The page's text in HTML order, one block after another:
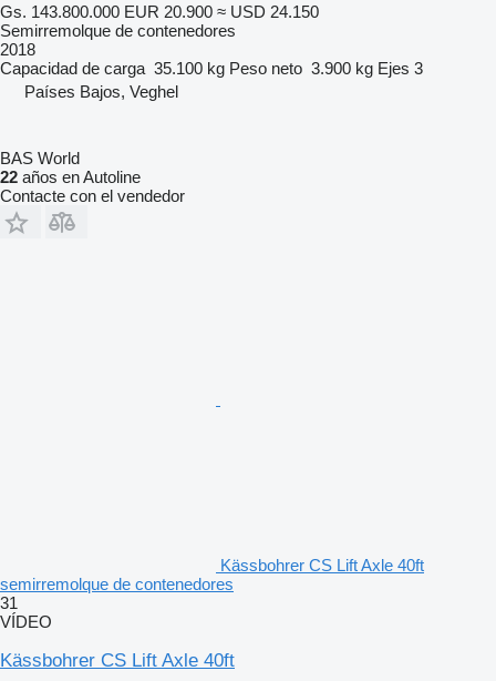
Gs. 143.800.000 EUR 20.900 ≈ USD 24.150
Semirremolque de contenedores
2018
Capacidad de carga 35.100 kg Peso neto 3.900 kg Ejes 3
Países Bajos, Veghel
BAS World
22 años en Autoline
Contacte con el vendedor
Kässbohrer CS Lift Axle 40ft
semirremolque de contenedores
31
VÍDEO
Kässbohrer CS Lift Axle 40ft